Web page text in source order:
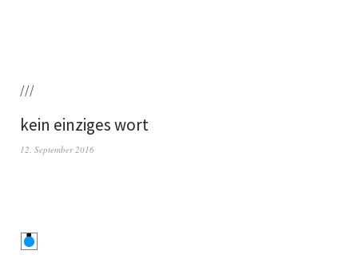
///
kein einziges wort
12. September 2016